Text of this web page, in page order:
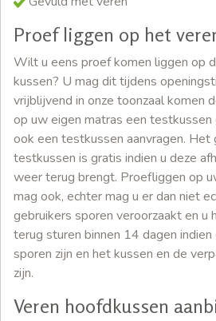
Proef liggen op het
Wilt u eens proef komen liggen op
kussen? U mag dit tijdens
vrijblijvend in onze toonzaal komen
op uw eigen matras een testkussen
ook een testkussen aanvragen. Het
testkussen is gratis indien u deze
weer terug brengt. Proefliggen op
mag ook, echter mag u er dan niet
gebruikers sporen veroorzaakt en u
terug sturen binnen 14 dagen
sporen zijn en het kussen en de
zijn.
Veren hoofdkussen